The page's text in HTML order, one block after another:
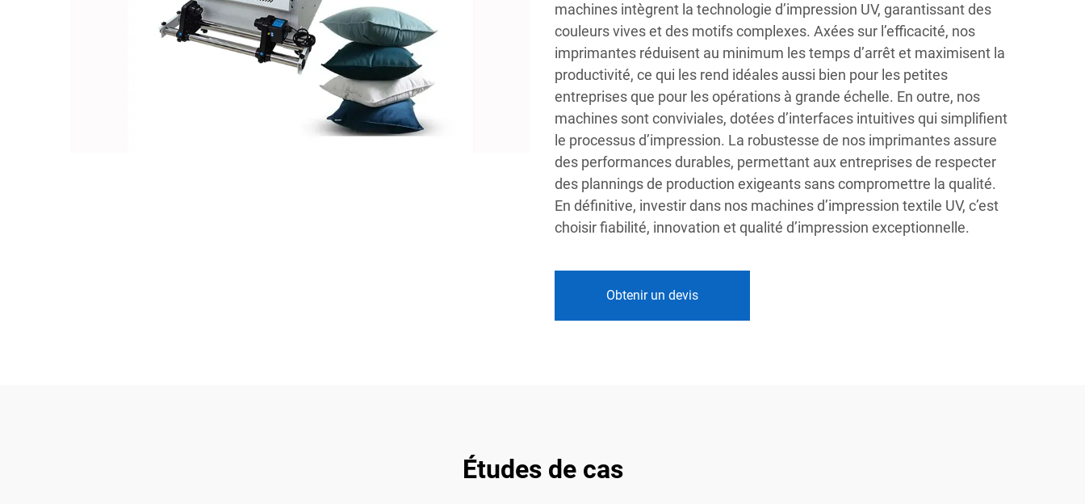
machines intègrent la technologie d’impression UV, garantissant des
couleurs vives et des motifs complexes. Axées sur l’efficacité, nos
imprimantes réduisent au minimum les temps d’arrêt et maximisent la
productivité, ce qui les rend idéales aussi bien pour les petites
entreprises que pour les opérations à grande échelle. En outre, nos
machines sont conviviales, dotées d’interfaces intuitives qui simplifient
le processus d’impression. La robustesse de nos imprimantes assure
des performances durables, permettant aux entreprises de respecter
des plannings de production exigeants sans compromettre la qualité.
En définitive, investir dans nos machines d’impression textile UV, c’est
choisir fiabilité, innovation et qualité d’impression exceptionnelle.
Obtenir un devis
Études de cas